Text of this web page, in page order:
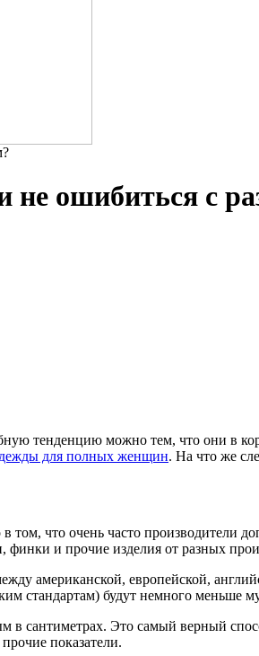
не ошибиться с
тенденцию можно тем, что они в
для полных женщин. На что же
том, что очень часто производители
и прочие изделия от разных
американской, европейской,
стандартам) будут немного меньше
в сантиметрах. Это самый верный
показатели.